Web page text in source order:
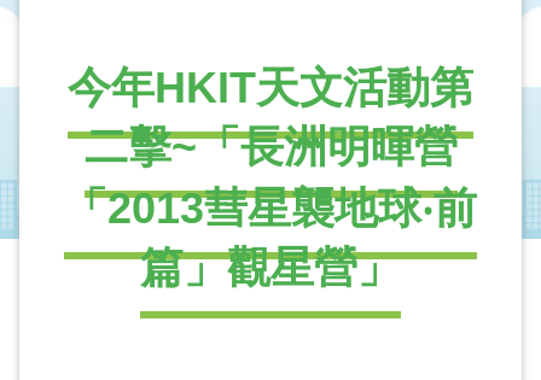
今年HKIT天文活動第
二擊~「長洲明暉營
「2013彗星襲地球‧前
篇」觀星營」